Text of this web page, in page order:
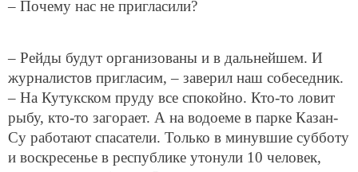
журналистов пригласим, – заверил наш собеседник.
– На Кутукском пруду все спокойно. Кто-то ловит
рыбу, кто-то загорает. А на водоеме в парке Казан-
Су работают спасатели. Только в минувшие субботу
и воскресенье в республике утонули 10 человек,
один из них ребенок. Ситуация очень серьезная.